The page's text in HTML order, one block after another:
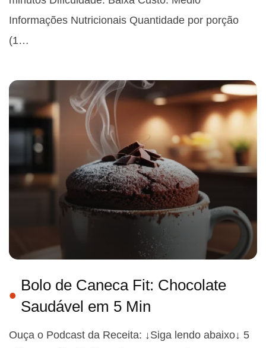
Informações Nutricionais Quantidade por porção
(1…
Bolo de Caneca Fit: Chocolate
Saudável em 5 Min
Ouça o Podcast da Receita: ↓Siga lendo abaixo↓ 5